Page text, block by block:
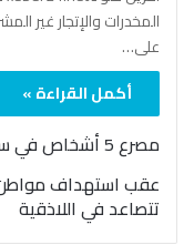
المخدرات والإتجار غير
على…
أكمل القراءة »
مصرع 5 أشخاص في سوريا بحوادث منفصلة خلال يوم واحد
عقب استهداف مواطن
تتصاعد في اللاذقية